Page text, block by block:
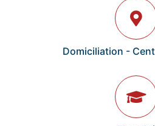
Domiciliation -